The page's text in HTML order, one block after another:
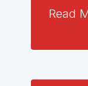
Co-
Read